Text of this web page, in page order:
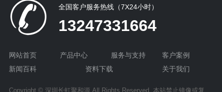
全国客户服务热线（7X24小时）
13247331664
网站首页 产品中心 服务与支持
客户案例
新闻百科
资料下载 关于我们
Copyright © 深圳长虹聚和源 All Rights Reserved 本站禁止镜像或复